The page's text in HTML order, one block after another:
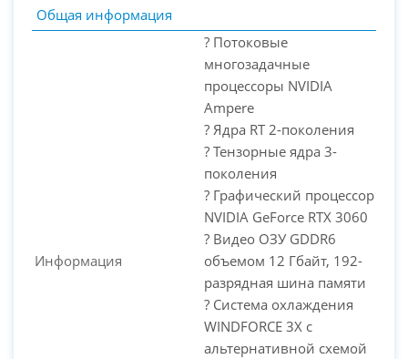
PC-Arena на карте Москвы — Яндекс Карты
Общая информация
Информация
? Потоковые
многозадачные
процессоры NVIDIA
Ampere
? Ядра RT 2-поколения
? Тензорные ядра 3-
поколения
? Графический процессор
NVIDIA GeForce RTX 3060
? Видео ОЗУ GDDR6
объемом 12 Гбайт, 192-
разрядная шина памяти
? Система охлаждения
WINDFORCE 3X с
альтернативной схемой